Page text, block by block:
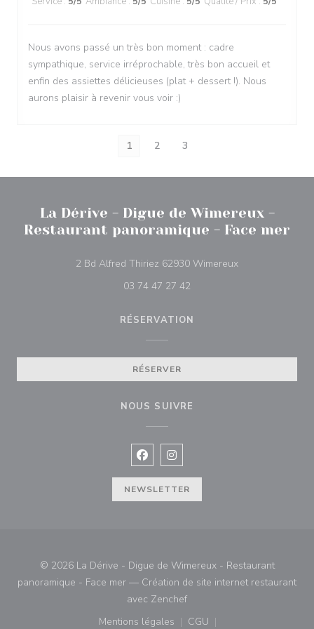
Nous avons passé un très bon moment : cadre
sympathique, service irréprochable, très bon accueil et
enfin des assiettes délicieuses (plat + dessert !). Nous
aurons plaisir à revenir vous voir :)
1 2 3
La Dérive - Digue de Wimereux -
Restaurant panoramique - Face mer
2 Bd Alfred Thiriez 62930 Wimereux((ouvre une
03 74 47 27 42
RÉSERVATION
RÉSERVER
NOUS SUIVRE
Facebook ((ouvre une nouvelle
Instagram ((ouvre une
NEWSLETTER
© 2026 La Dérive - Digue de Wimereux - Restaurant
panoramique - Face mer — Création de site internet restaurant
avec Zenchef((ouvre une nouvelle
Mentions légales
CGU